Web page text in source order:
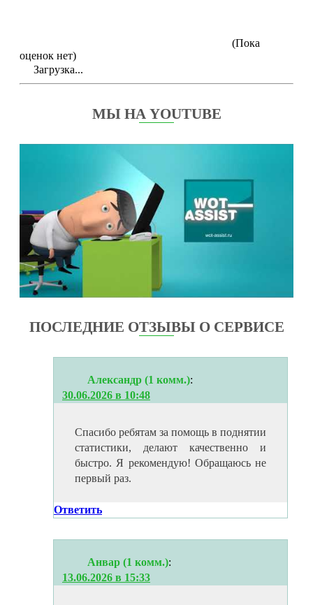
(Пока
оценок нет)
Загрузка...
МЫ НА YOUTUBE
ПОСЛЕДНИЕ ОТЗЫВЫ О СЕРВИСЕ
Александр (1 комм.):
30.06.2026 в 10:48
Спасибо ребятам за помощь в поднятии
статистики, делают качественно и
быстро. Я рекомендую! Обращаюсь не
первый раз.
Ответить
Анвар (1 комм.):
13.06.2026 в 15:33